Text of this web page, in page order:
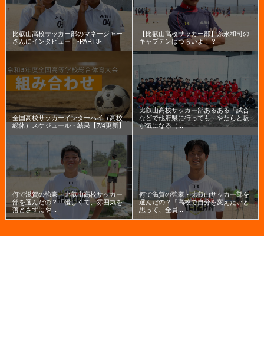
比叡山高校サッカー部のマネージャー
さんにインタビュー！-PART3-
【比叡山高校サッカー部】糸永和司の
キャプテンはつらいよ！？
全国高校サッカーインターハイ（高校
総体）スケジュール・結果【7/4更新】
比叡山高校サッカー部あるある「試合
などで他府県に行っても、やたらと坂
が気になる（...
何で滋賀の強豪・比叡山高校サッカー
部を選んだの？「優しくて、雰囲気を
落とさずにや...
何で滋賀の強豪・比叡山サッカー部を
選んだの？「高校で自分を変えたいと
思って、全員...